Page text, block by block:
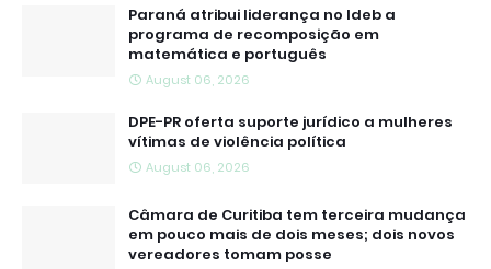
Paraná atribui liderança no Ideb a
programa de recomposição em
matemática e português
August 06, 2026
DPE-PR oferta suporte jurídico a mulheres
vítimas de violência política
August 06, 2026
Câmara de Curitiba tem terceira mudança
em pouco mais de dois meses; dois novos
vereadores tomam posse